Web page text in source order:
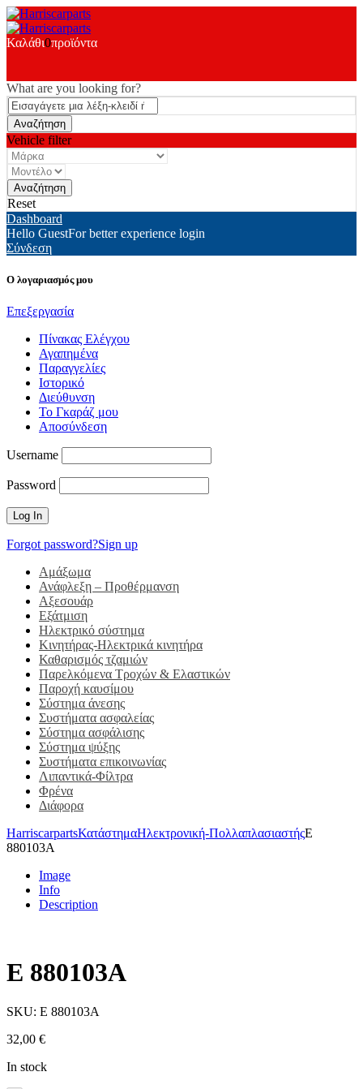
Καλάθι0προϊόντα
What are you looking for?
Vehicle filter
Reset
Dashboard
Hello GuestFor better experience login
Σύνδεση
Ο λογαριασμός μου
Επεξεργασία
Πίνακας Ελέγχου
Αγαπημένα
Παραγγελίες
Ιστορικό
Διεύθυνση
Το Γκαράζ μου
Αποσύνδεση
Username
Password
Forgot password?Sign up
Αμάξωμα
Ανάφλεξη – Προθέρμανση
Αξεσουάρ
Εξάτμιση
Ηλεκτρικό σύστημα
Κινητήρας-Ηλεκτρικά κινητήρα
Καθαρισμός τζαμιών
Παρελκόμενα Τροχών & Ελαστικών
Παροχή καυσίμου
Σύστημα άνεσης
Συστήματα ασφαλείας
Σύστημα ασφάλισης
Σύστημα ψύξης
Συστήματα επικοινωνίας
Λιπαντικά-Φίλτρα
Φρένα
Διάφορα
HarriscarpartsΚατάστημαΗλεκτρονική-ΠολλαπλασιαστήςE
880103A
Image
Info
Description
E 880103A
SKU: E 880103A
32,00 €
In stock